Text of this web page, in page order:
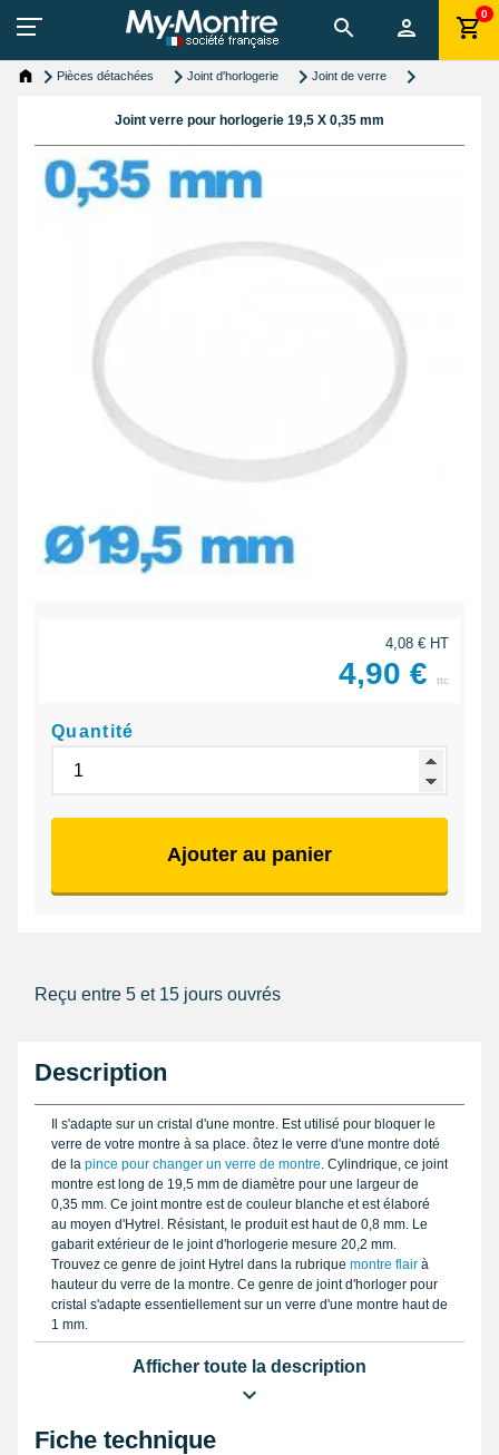
0
Pièces détachées Joint d'horlogerie Joint de verre
Joint verre pour horlogerie 19,5 X 0,35 mm
4,08 € HT
4,90 € ttc
Quantité
Ajouter au panier
Reçu entre 5 et 15 jours ouvrés
Description
Il s'adapte sur un cristal d'une montre. Est utilisé pour bloquer le
verre de votre montre à sa place. ôtez le verre d'une montre doté
de la pince pour changer un verre de montre. Cylindrique, ce joint
montre est long de 19,5 mm de diamètre pour une largeur de
0,35 mm. Ce joint montre est de couleur blanche et est élaboré
au moyen d'Hytrel. Résistant, le produit est haut de 0,8 mm. Le
gabarit extérieur de le joint d'horlogerie mesure 20,2 mm.
Trouvez ce genre de joint Hytrel dans la rubrique montre flair à
hauteur du verre de la montre. Ce genre de joint d'horloger pour
cristal s'adapte essentiellement sur un verre d'une montre haut de
1 mm.
Afficher toute la description
Fiche technique